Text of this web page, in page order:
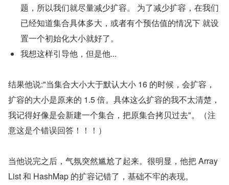
题，所以我们就尽量减少扩容。 为了减少扩容，在我们
已经知道集合具体多大，或者有个预估值的情况下 就设
置一个初始化大小就好了。
我想这样引导他，但是他...
结果他说:"当集合大小大于默认大小 16 的时候，会扩容，
扩容的大小是原来的 1.5 倍。具体这么扩容的我不太清楚，
我记得好像是会新建一个集合，把原集合拷贝过去"。（注
意这是个错误回答！！！）
当他说完之后，气氛突然尴尬了起来。很明显，他把 Array
List 和 HashMap 的扩容记错了，基础不牢的表现。